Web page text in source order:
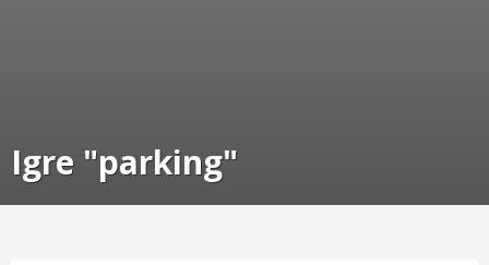
Igre "parking"